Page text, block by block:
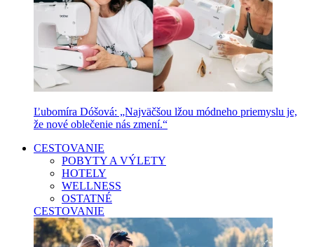
Ľubomíra Dóšová: „Najväčšou lžou módneho priemyslu je,
že nové oblečenie nás zmení.“
CESTOVANIE
POBYTY A VÝLETY
HOTELY
WELLNESS
OSTATNÉ
CESTOVANIE